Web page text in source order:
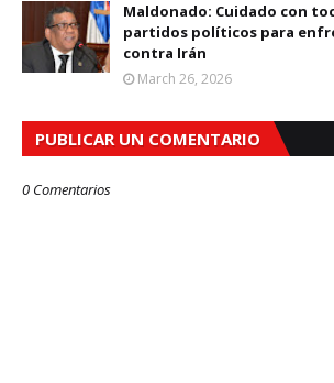
Maldonado: Cuidado con
partidos políticos para
contra Irán
March 26, 2026
PUBLICAR UN COMENTARIO
0 Comentarios